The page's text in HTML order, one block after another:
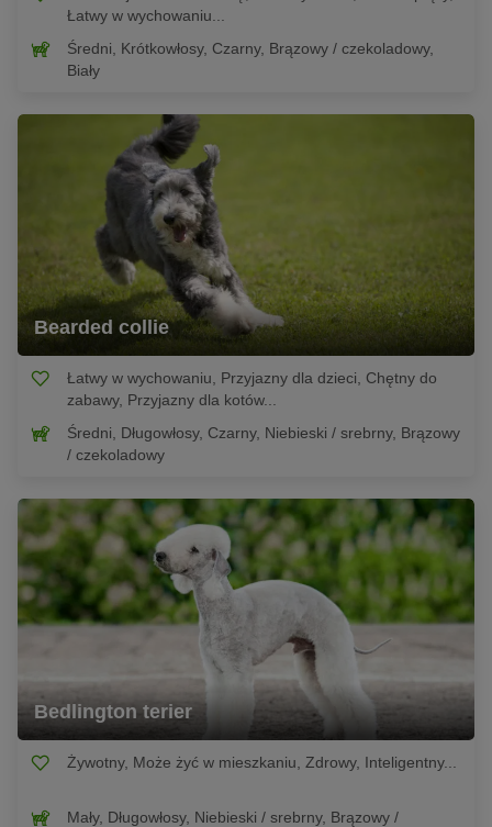
Łatwy w wychowaniu...
Średni, Krótkowłosy, Czarny, Brązowy / czekoladowy,
Biały
Bearded collie
Łatwy w wychowaniu, Przyjazny dla dzieci, Chętny do
zabawy, Przyjazny dla kotów...
Średni, Długowłosy, Czarny, Niebieski / srebrny, Brązowy
/ czekoladowy
Bedlington terier
Żywotny, Może żyć w mieszkaniu, Zdrowy, Inteligentny...
Mały, Długowłosy, Niebieski / srebrny, Brązowy /